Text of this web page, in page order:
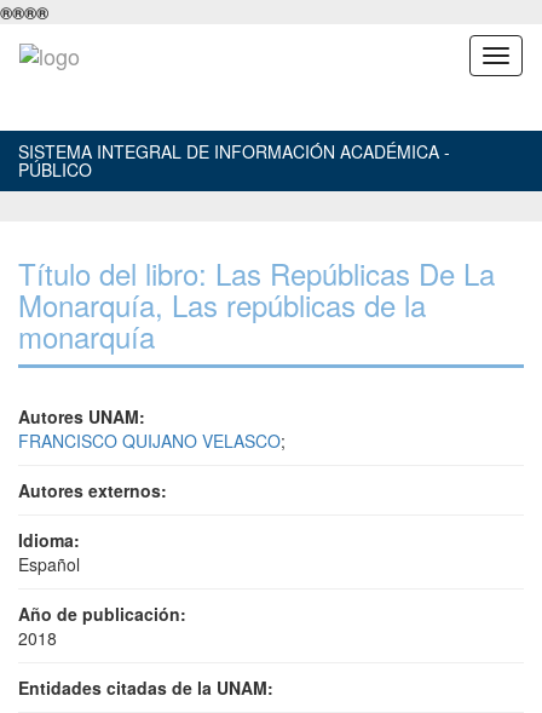
®®®®
SISTEMA INTEGRAL DE INFORMACIÓN ACADÉMICA -
PÚBLICO
Título del libro: Las Repúblicas De La
Monarquía, Las repúblicas de la
monarquía
Autores UNAM:
FRANCISCO QUIJANO VELASCO;
Autores externos:
Idioma:
Español
Año de publicación:
2018
Entidades citadas de la UNAM: